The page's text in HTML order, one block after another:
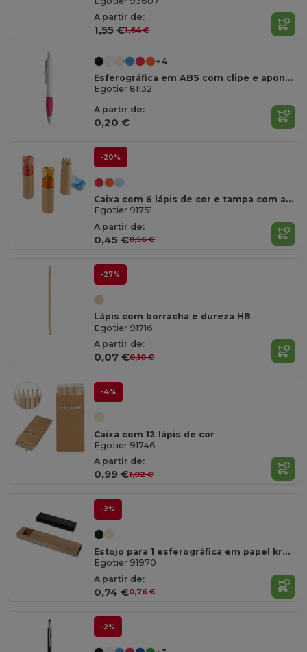
A partir de:
1,55 €1,64 €
+4
Esferográfica em ABS com clipe e apontamentos em metal
Egotier 81132
A partir de:
0,20 €
-20%
Caixa com 6 lápis de cor e tampa com afia
Egotier 91751
A partir de:
0,45 €0,56 €
-27%
Lápis com borracha e dureza HB
Egotier 91716
A partir de:
0,07 €0,10 €
-4%
Caixa com 12 lápis de cor
Egotier 91746
A partir de:
0,99 €1,02 €
-2%
Estojo para 1 esferográfica em papel kraft
Egotier 91970
A partir de:
0,74 €0,76 €
-2%